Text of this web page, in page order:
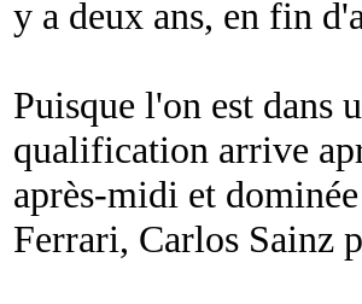
y a deux ans, en fin
Puisque l'on est dans
qualification arrive
après-midi et
Ferrari, Carlos Sainz